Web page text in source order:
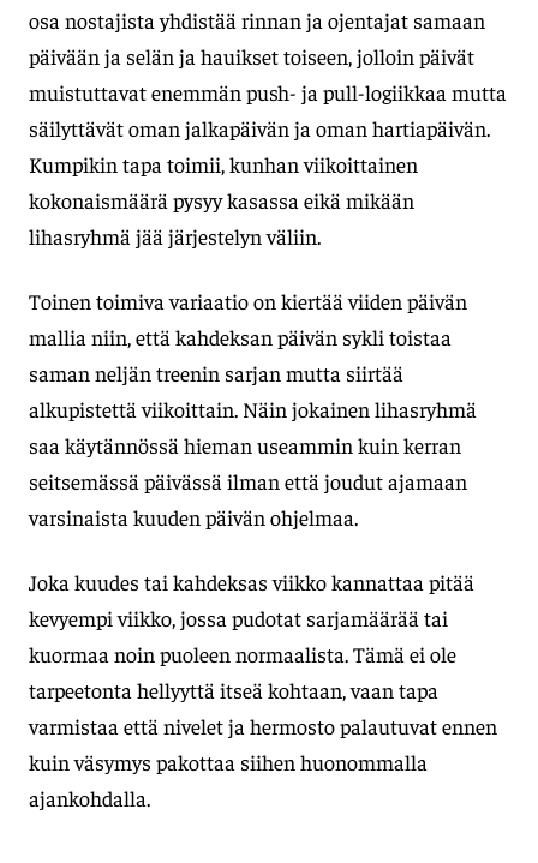
osa nostajista yhdistää rinnan ja ojentajat samaan
päivään ja selän ja hauikset toiseen, jolloin päivät
muistuttavat enemmän push- ja pull-logiikkaa mutta
säilyttävät oman jalkapäivän ja oman hartiapäivän.
Kumpikin tapa toimii, kunhan viikoittainen
kokonaismäärä pysyy kasassa eikä mikään
lihasryhmä jää järjestelyn väliin.
Toinen toimiva variaatio on kiertää viiden päivän
mallia niin, että kahdeksan päivän sykli toistaa
saman neljän treenin sarjan mutta siirtää
alkupistettä viikoittain. Näin jokainen lihasryhmä
saa käytännössä hieman useammin kuin kerran
seitsemässä päivässä ilman että joudut ajamaan
varsinaista kuuden päivän ohjelmaa.
Joka kuudes tai kahdeksas viikko kannattaa pitää
kevyempi viikko, jossa pudotat sarjamäärää tai
kuormaa noin puoleen normaalista. Tämä ei ole
tarpeetonta hellyyttä itseä kohtaan, vaan tapa
varmistaa että nivelet ja hermosto palautuvat ennen
kuin väsymys pakottaa siihen huonommalla
ajankohdalla.